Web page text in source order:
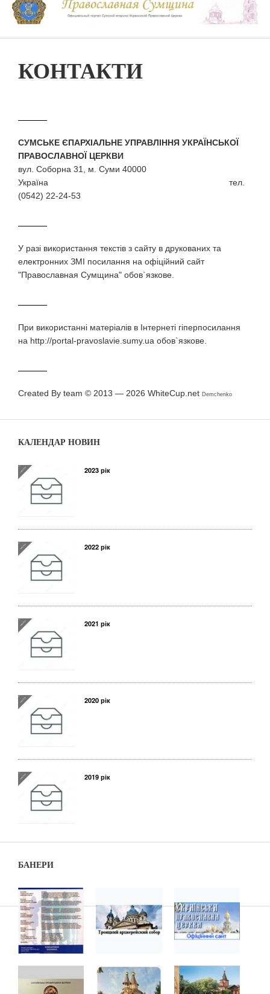
КОНТАКТИ
СУМСЬКЕ ЄПАРХІАЛЬНЕ УПРАВЛІННЯ УКРАЇНСЬКОЇ
ПРАВОСЛАВНОЇ ЦЕРКВИ
вул. Соборна 31, м. Суми 40000
Україна тел.
(0542) 22-24-53
У разi використання текстiв з сайту в друкованих та
електронних ЗМI посилання на офіційний сайт
"Православная Сумщина" обов`язкове.
При використаннi матерiалiв в Iнтернетi гiперпосилання
на http://portal-pravoslavie.sumy.ua обов`язкове.
Created By team © 2013 — 2026 WhiteCup.net Demchenko
КАЛЕНДАР НОВИН
2023 рік
2022 рік
2021 рік
2020 рік
2019 рік
БАНЕРИ